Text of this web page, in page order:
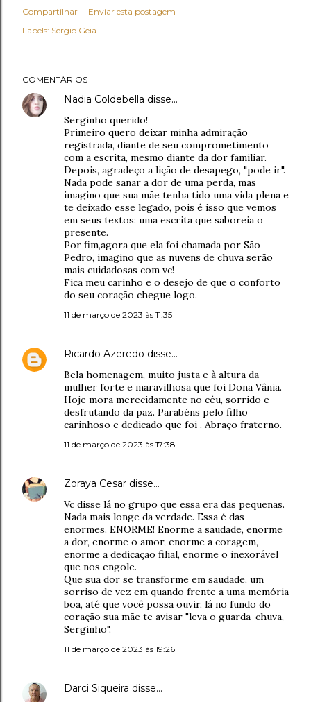
Compartilhar
Enviar esta postagem
Labels: Sergio Geia
COMENTÁRIOS
Nadia Coldebella disse…
Serginho querido!
Primeiro quero deixar minha admiração
registrada, diante de seu comprometimento
com a escrita, mesmo diante da dor familiar.
Depois, agradeço a lição de desapego, "pode ir".
Nada pode sanar a dor de uma perda, mas
imagino que sua mãe tenha tido uma vida plena e
te deixado esse legado, pois é isso que vemos
em seus textos: uma escrita que saboreia o
presente.
Por fim,agora que ela foi chamada por São
Pedro, imagino que as nuvens de chuva serão
mais cuidadosas com vc!
Fica meu carinho e o desejo de que o conforto
do seu coração chegue logo.
11 de março de 2023 às 11:35
Ricardo Azeredo disse…
Bela homenagem, muito justa e à altura da
mulher forte e maravilhosa que foi Dona Vânia.
Hoje mora merecidamente no céu, sorrido e
desfrutando da paz. Parabéns pelo filho
carinhoso e dedicado que foi . Abraço fraterno.
11 de março de 2023 às 17:38
Zoraya Cesar disse…
Vc disse lá no grupo que essa era das pequenas.
Nada mais longe da verdade. Essa é das
enormes. ENORME! Enorme a saudade, enorme
a dor, enorme o amor, enorme a coragem,
enorme a dedicação filial, enorme o inexorável
que nos engole.
Que sua dor se transforme em saudade, um
sorriso de vez em quando frente a uma memória
boa, até que você possa ouvir, lá no fundo do
coração sua mãe te avisar "leva o guarda-chuva,
Serginho".
11 de março de 2023 às 19:26
Darci Siqueira disse…